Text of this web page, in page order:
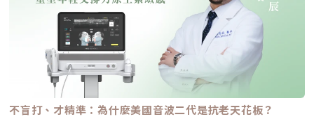
不盲打、才精準：為什麼美國音波二代是抗老天花板？